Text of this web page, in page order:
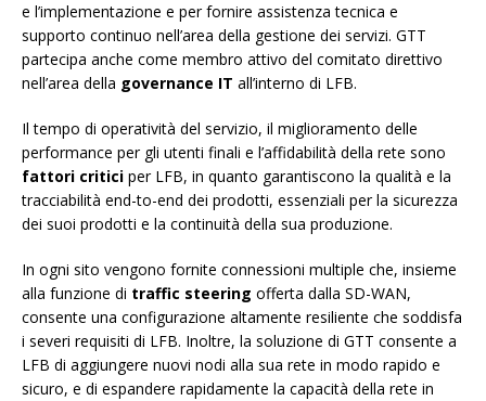
e l’implementazione e per fornire assistenza tecnica e
supporto continuo nell’area della gestione dei servizi. GTT
partecipa anche come membro attivo del comitato direttivo
nell’area della governance IT all’interno di LFB.
Il tempo di operatività del servizio, il miglioramento delle
performance per gli utenti finali e l’affidabilità della rete sono
fattori critici per LFB, in quanto garantiscono la qualità e la
tracciabilità end-to-end dei prodotti, essenziali per la sicurezza
dei suoi prodotti e la continuità della sua produzione.
In ogni sito vengono fornite connessioni multiple che, insieme
alla funzione di traffic steering offerta dalla SD-WAN,
consente una configurazione altamente resiliente che soddisfa
i severi requisiti di LFB. Inoltre, la soluzione di GTT consente a
LFB di aggiungere nuovi nodi alla sua rete in modo rapido e
sicuro, e di espandere rapidamente la capacità della rete in